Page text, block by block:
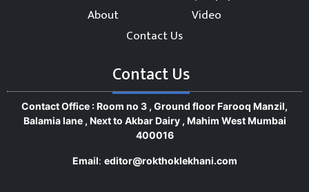
About
Video
Contact Us
Contact Us
Contact Office : Room no 3 , Ground floor Farooq Manzil,
Balamia lane , Next to Akbar Dairy , Mahim West Mumbai
400016
Email: editor@rokthoklekhani.com